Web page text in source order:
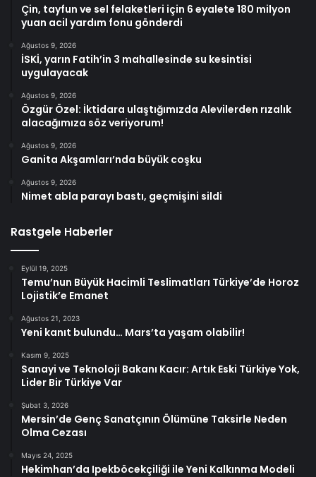
Çin, tayfun ve sel felaketleri için 6 eyalete 180 milyon
yuan acil yardım fonu gönderdi
Ağustos 9, 2026
İSKİ, yarın Fatih’in 3 mahallesinde su kesintisi
uygulayacak
Ağustos 9, 2026
Özgür Özel: İktidara ulaştığımızda Alevilerden rızalık
alacağımıza söz veriyorum!
Ağustos 9, 2026
Ganita Akşamları’nda büyük coşku
Ağustos 9, 2026
Nimet abla parayı bastı, geçmişini sildi
Rastgele Haberler
Eylül 19, 2025
Temu’nun Büyük Hacimli Teslimatları Türkiye’de Horoz
Lojistik’e Emanet
Ağustos 21, 2023
Yeni kanıt bulundu… Mars’ta yaşam olabilir!
Kasım 9, 2025
Sanayi ve Teknoloji Bakanı Kacır: Artık Eski Türkiye Yok,
Lider Bir Türkiye Var
Şubat 3, 2026
Mersin’de Genç Sanatçının Ölümüne Taksirle Neden
Olma Cezası
Mayıs 24, 2025
Hekimhan’da Ipekböcekçiliği ile Yeni Kalkınma Modeli